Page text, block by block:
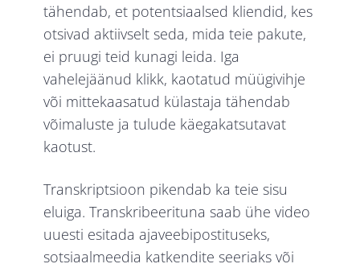
tähendab, et potentsiaalsed kliendid, kes
otsivad aktiivselt seda, mida teie pakute,
ei pruugi teid kunagi leida. Iga
vahelejäänud klikk, kaotatud müügivihje
või mittekaasatud külastaja tähendab
võimaluste ja tulude käegakatsutavat
kaotust.
Transkriptsioon pikendab ka teie sisu
eluiga. Transkribeerituna saab ühe video
uuesti esitada ajaveebipostituseks,
sotsiaalmeedia katkendite seeriaks või